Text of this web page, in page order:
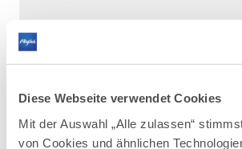
Diese Webseite verwendet Cookies
Mit der Auswahl „Alle zulassen“
von Cookies und ähnlichenDAZU PASSEND